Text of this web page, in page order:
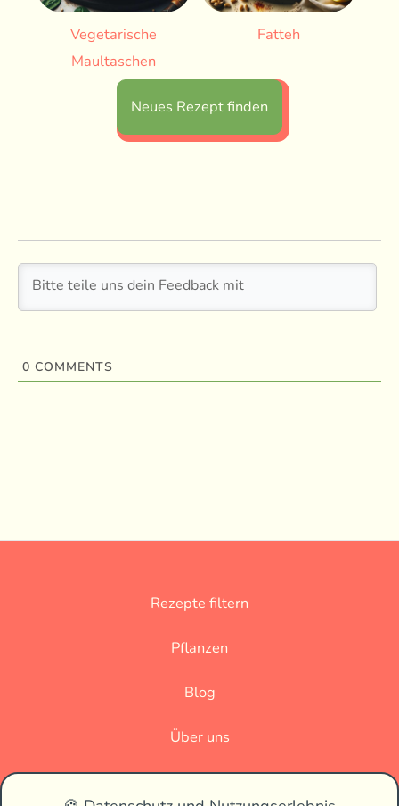
Vegetarische
Maultaschen
Fatteh
Neues Rezept finden
0 COMMENTS
Rezepte filtern
Pflanzen
Blog
Über uns